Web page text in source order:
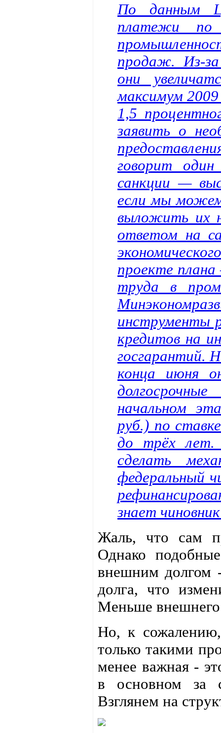
По данным
платежи по
продаж. Из-
они
максимум
1,5
заявить о
говорит
санкции —
если мы
выложить их
ответом на
проекте
труда в
инструменты
кредитов на
госгарантий.
конца июня
начальном
руб.) по
до трёх лет.
сделать
федеральный
знает
Жаль, что сам
Однако
внешним долгом
долга, что
Меньше внешнего
Но, к
только такими
менее важная -
в основном за
Взглянем на